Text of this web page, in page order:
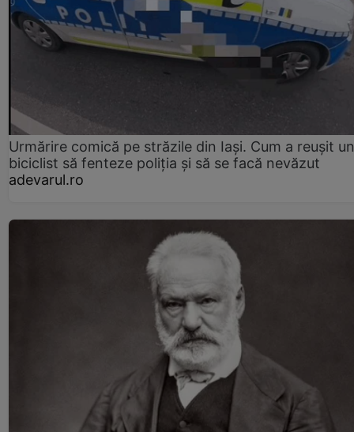
Urmărire comică pe străzile din Iași. Cum a reușit un
biciclist să fenteze poliția și să se facă nevăzut
adevarul.ro